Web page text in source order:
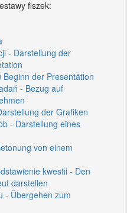
fiszek:
- Darstellung der
der Presentätion
- Bezug auf
der Grafiken
- Darstellung eines
von einem
kwestii - Den
darstellen
- Übergehen zum